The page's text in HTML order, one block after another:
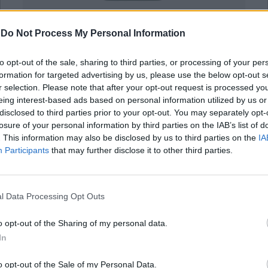
Do Not Process My Personal Information
opt-out of the sale, sharing to third parties, or processing of your
for targeted advertising by us, please use the below opt-out
selection. Please note that after your opt-out request is processed
interest-based ads based on personal information utilized by us
to third parties prior to your opt-out. You may separately
of your personal information by third parties on the IAB’s list of
This information may also be disclosed by us to third parties on the
Participants that may further disclose it to other third parties.
Data Processing Opt Outs
opt-out of the Sharing of my personal data.
opt-out of the Sale of my Personal Data.
Nokia X - Your Fastlane to
Android apps
By Platform team
12.06.2014